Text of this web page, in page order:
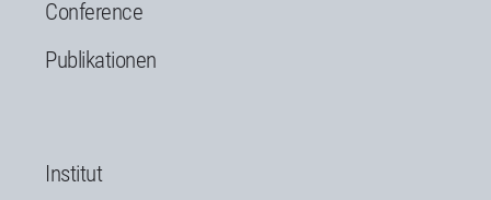
Conference
Publikationen
Institut